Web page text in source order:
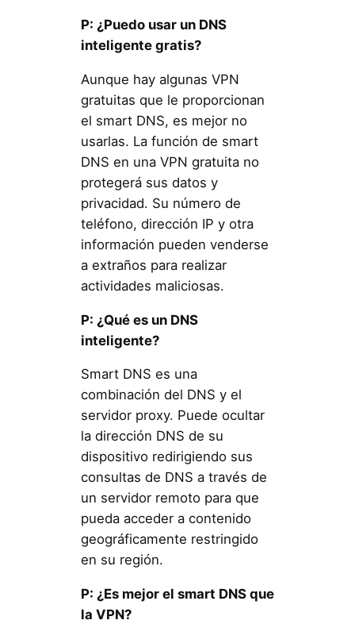
P: ¿Puedo usar un DNS
inteligente gratis?
Aunque hay algunas VPN
gratuitas que le proporcionan
el smart DNS, es mejor no
usarlas. La función de smart
DNS en una VPN gratuita no
protegerá sus datos y
privacidad. Su número de
teléfono, dirección IP y otra
información pueden venderse
a extraños para realizar
actividades maliciosas.
P: ¿Qué es un DNS
inteligente?
Smart DNS es una
combinación del DNS y el
servidor proxy. Puede ocultar
la dirección DNS de su
dispositivo redirigiendo sus
consultas de DNS a través de
un servidor remoto para que
pueda acceder a contenido
geográficamente restringido
en su región.
P: ¿Es mejor el smart DNS que
la VPN?